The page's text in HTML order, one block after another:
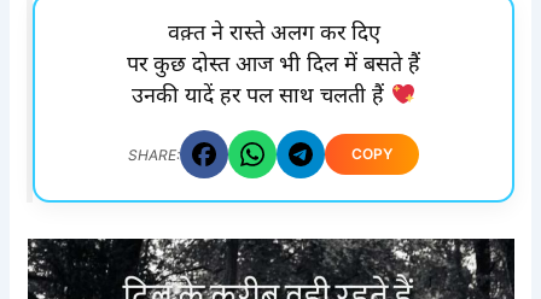
वक़्त ने रास्ते अलग कर दिए
पर कुछ दोस्त आज भी दिल में बसते हैं
उनकी यादें हर पल साथ चलती हैं
SHARE: COPY